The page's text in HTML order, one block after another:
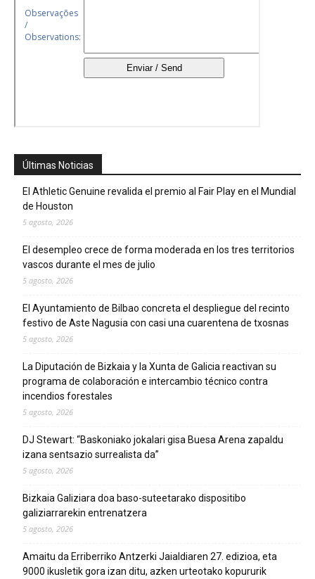
Últimas Noticias
El Athletic Genuine revalida el premio al Fair Play en el Mundial
de Houston
5 agosto, 2026
El desempleo crece de forma moderada en los tres territorios
vascos durante el mes de julio
5 agosto, 2026
El Ayuntamiento de Bilbao concreta el despliegue del recinto
festivo de Aste Nagusia con casi una cuarentena de txosnas
5 agosto, 2026
La Diputación de Bizkaia y la Xunta de Galicia reactivan su
programa de colaboración e intercambio técnico contra
incendios forestales
5 agosto, 2026
DJ Stewart: “Baskoniako jokalari gisa Buesa Arena zapaldu
izana sentsazio surrealista da”
5 agosto, 2026
Bizkaia Galiziara doa baso-suteetarako dispositibo
galiziarrarekin entrenatzera
5 agosto, 2026
Amaitu da Erriberriko Antzerki Jaialdiaren 27. edizioa, eta
9000 ikusletik gora izan ditu, azken urteotako kopururik